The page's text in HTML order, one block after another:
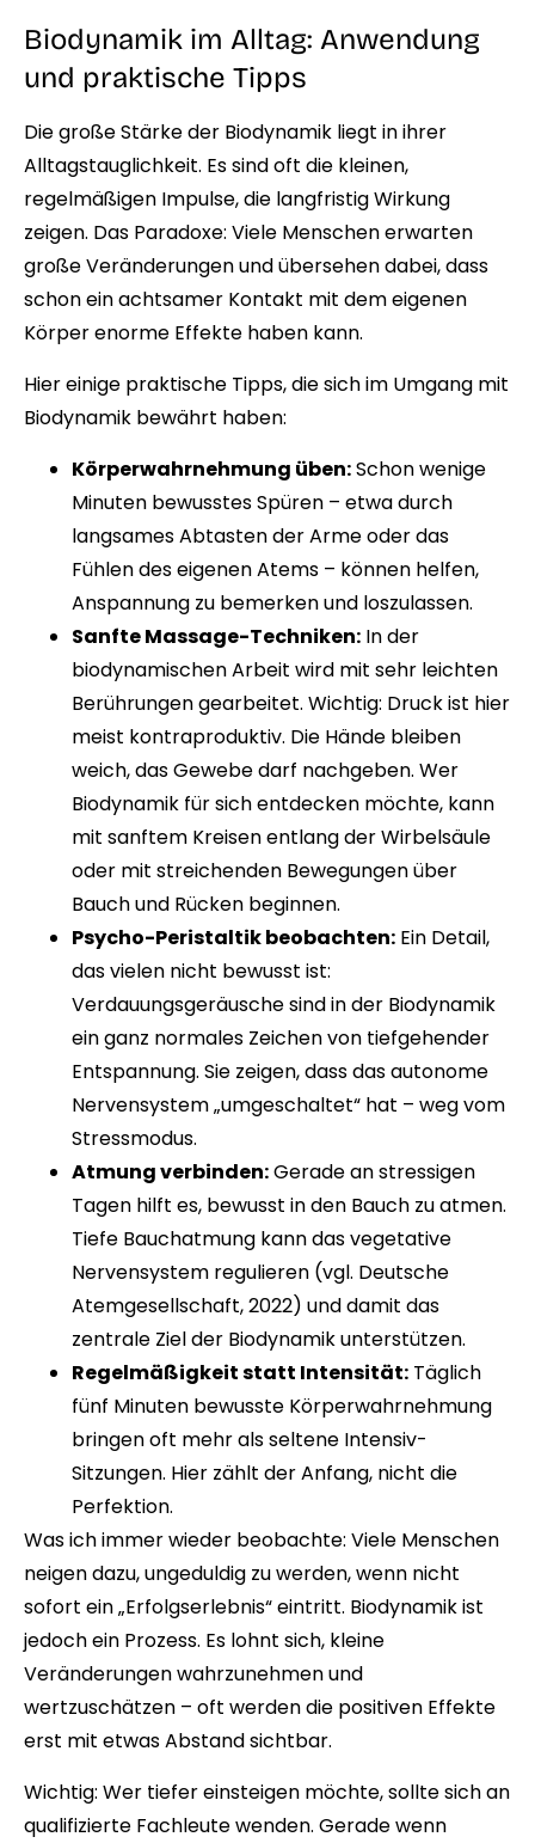
Biodynamik im Alltag: Anwendung
und praktische Tipps
Die große Stärke der Biodynamik liegt in ihrer
Alltagstauglichkeit. Es sind oft die kleinen,
regelmäßigen Impulse, die langfristig Wirkung
zeigen. Das Paradoxe: Viele Menschen erwarten
große Veränderungen und übersehen dabei, dass
schon ein achtsamer Kontakt mit dem eigenen
Körper enorme Effekte haben kann.
Hier einige praktische Tipps, die sich im Umgang mit
Biodynamik bewährt haben:
Körperwahrnehmung üben:Schon wenige
Minuten bewusstes Spüren – etwa durch
langsames Abtasten der Arme oder das
Fühlen des eigenen Atems – können helfen,
Anspannung zu bemerken und loszulassen.
Sanfte Massage-Techniken: In der
biodynamischen Arbeit wird mit sehr leichten
Berührungen gearbeitet. Wichtig: Druck ist hier
meist kontraproduktiv. Die Hände bleiben
weich, das Gewebe darf nachgeben. Wer
Biodynamik für sich entdecken möchte, kann
mit sanftem Kreisen entlang der Wirbelsäule
oder mit streichenden Bewegungen über
Bauch und Rücken beginnen.
Psycho-Peristaltik beobachten: Ein Detail,
das vielen nicht bewusst ist:
Verdauungsgeräusche sind in der Biodynamik
ein ganz normales Zeichen von tiefgehender
Entspannung. Sie zeigen, dass das autonome
Nervensystem „umgeschaltet“ hat – weg vom
Stressmodus.
Atmung verbinden:Gerade an stressigen
Tagen hilft es, bewusst in den Bauch zu atmen.
Tiefe Bauchatmung kann das vegetative
Nervensystem regulieren (vgl. Deutsche
Atemgesellschaft, 2022) und damit das
zentrale Ziel der Biodynamik unterstützen.
Regelmäßigkeit statt Intensität: Täglich
fünf Minuten bewusste Körperwahrnehmung
bringen oft mehr als seltene Intensiv-
Sitzungen. Hier zählt der Anfang, nicht die
Perfektion.
Was ich immer wieder beobachte: Viele Menschen
neigen dazu, ungeduldig zu werden, wenn nicht
sofort ein „Erfolgserlebnis“ eintritt. Biodynamik ist
jedoch ein Prozess. Es lohnt sich, kleine
Veränderungen wahrzunehmen und
wertzuschätzen – oft werden die positiven Effekte
erst mit etwas Abstand sichtbar.
Wichtig: Wer tiefer einsteigen möchte, sollte sich an
qualifizierte Fachleute wenden. Gerade wenn